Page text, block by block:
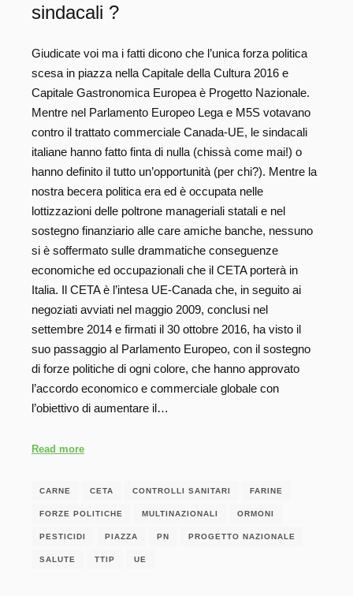
sindacali ?
Giudicate voi ma i fatti dicono che l’unica forza politica
scesa in piazza nella Capitale della Cultura 2016 e
Capitale Gastronomica Europea è Progetto Nazionale.
Mentre nel Parlamento Europeo Lega e M5S votavano
contro il trattato commerciale Canada-UE, le sindacali
italiane hanno fatto finta di nulla (chissà come mai!) o
hanno definito il tutto un’opportunità (per chi?). Mentre la
nostra becera politica era ed è occupata nelle
lottizzazioni delle poltrone manageriali statali e nel
sostegno finanziario alle care amiche banche, nessuno
si è soffermato sulle drammatiche conseguenze
economiche ed occupazionali che il CETA porterà in
Italia. Il CETA è l’intesa UE-Canada che, in seguito ai
negoziati avviati nel maggio 2009, conclusi nel
settembre 2014 e firmati il 30 ottobre 2016, ha visto il
suo passaggio al Parlamento Europeo, con il sostegno
di forze politiche di ogni colore, che hanno approvato
l’accordo economico e commerciale globale con
l’obiettivo di aumentare il…
Read more
CARNE CETA CONTROLLI SANITARI FARINE
FORZE POLITICHE MULTINAZIONALI ORMONI
PESTICIDI PIAZZA PN PROGETTO NAZIONALE
SALUTE TTIP UE